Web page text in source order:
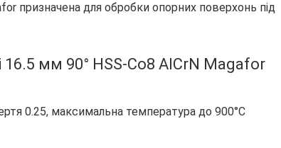
призначена для обробки опорних поверхонь під
16.5 мм 90° HSS-Co8 AlCrN Magafor
0.25, максимальна температура до 900°C